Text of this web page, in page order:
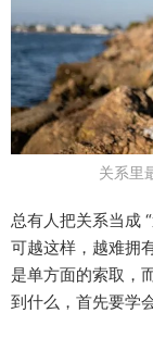
关系里
总有人把关系当成
可越这样，越难拥
是单方面的索取，
到什么，首先要学